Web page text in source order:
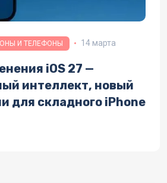
И ТЕЛЕФОНЫ 14 марта
iOS 27 —
интеллект, новый
для складного iPhone